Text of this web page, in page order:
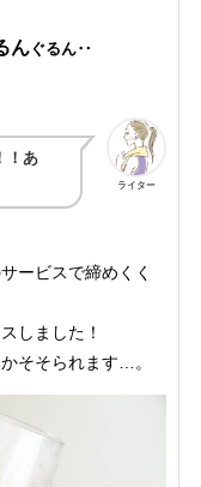
んぐるん‥
ライター
！あ
ービスで締めくく
しました！
そそられます…。